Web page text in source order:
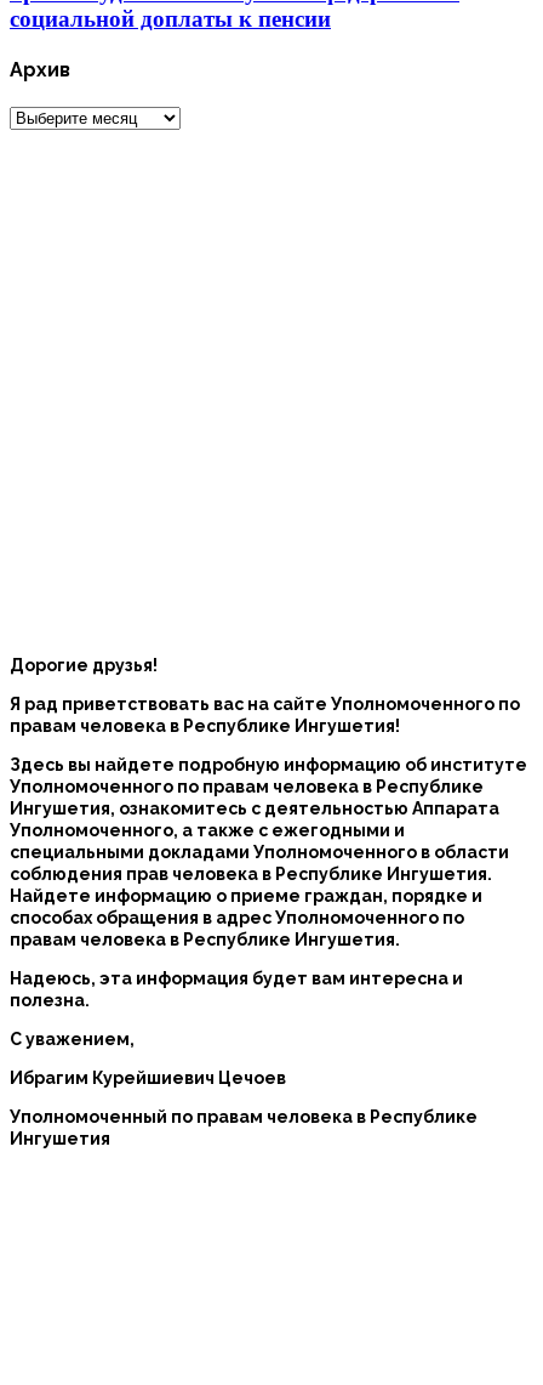
социальной доплаты к пенсии
Архив
Архив
Дорогие друзья!
Я рад приветствовать вас на сайте Уполномоченного по
правам человека в Республике Ингушетия!
Здесь вы найдете подробную информацию об институте
Уполномоченного по правам человека в Республике
Ингушетия, ознакомитесь с деятельностью Аппарата
Уполномоченного, а также с ежегодными и
специальными докладами Уполномоченного в области
соблюдения прав человека в Республике Ингушетия.
Найдете информацию о приеме граждан, порядке и
способах обращения в адрес Уполномоченного по
правам человека в Республике Ингушетия.
Надеюсь, эта информация будет вам интересна и
полезна.
С уважением,
Ибрагим Курейшиевич Цечоев
Уполномоченный по правам человека в Республике
Ингушетия